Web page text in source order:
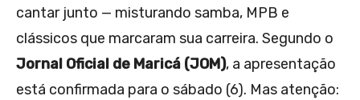
cantar junto — misturando samba, MPB e
clássicos que marcaram sua carreira. Segundo o
Jornal Oficial de Maricá (JOM), a apresentação
está confirmada para o sábado (6). Mas atenção: